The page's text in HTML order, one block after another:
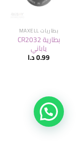
بطاريات MAXELL
بطارية CR2032
ياباني
0.99د.ا